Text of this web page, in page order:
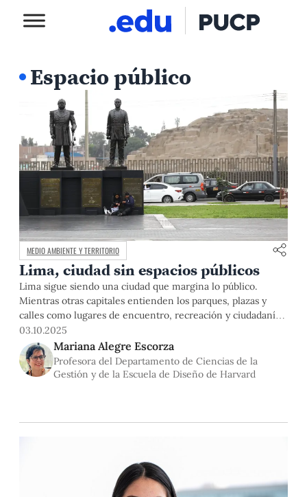
Espacio público
MEDIO AMBIENTE Y TERRITORIO
Lima, ciudad sin espacios públicos
Lima sigue siendo una ciudad que margina lo público.
Mientras otras capitales entienden los parques, plazas y
calles como lugares de encuentro, recreación y ciudadanía,
aquí seguimos pensando en el cemento como la única
solución. Según la última encuesta Lima Cómo Vamos, las
actividades recreativas más frecuentes son ir a un centro
comercial (77.7%), cifra
03.10.2025
Mariana Alegre Escorza
Profesora del Departamento de Ciencias de la
Gestión y de la Escuela de Diseño de Harvard